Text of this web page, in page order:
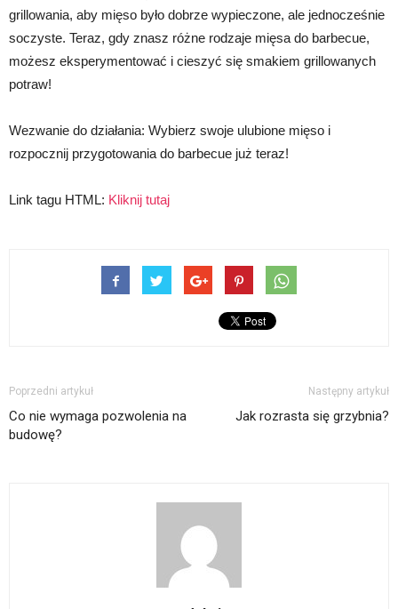
grillowania, aby mięso było dobrze wypieczone, ale jednocześnie
soczyste. Teraz, gdy znasz różne rodzaje mięsa do barbecue,
możesz eksperymentować i cieszyć się smakiem grillowanych
potraw!
Wezwanie do działania: Wybierz swoje ulubione mięso i
rozpocznij przygotowania do barbecue już teraz!
Link tagu HTML: Kliknij tutaj
Poprzedni artykuł
Co nie wymaga pozwolenia na
budowę?
Następny artykuł
Jak rozrasta się grzybnia?